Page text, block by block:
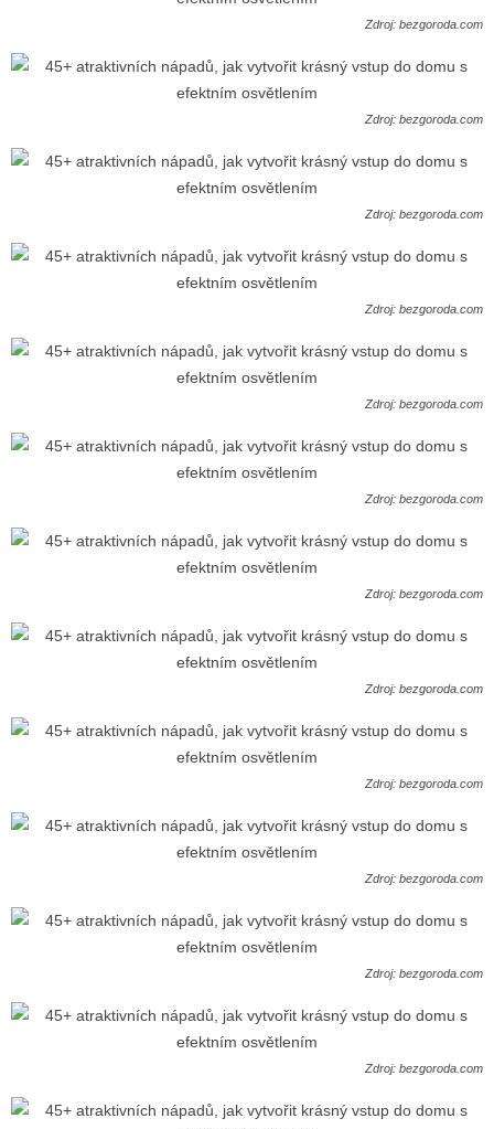
Zdroj: bezgoroda.com
Zdroj: bezgoroda.com
Zdroj: bezgoroda.com
Zdroj: bezgoroda.com
Zdroj: bezgoroda.com
Zdroj: bezgoroda.com
Zdroj: bezgoroda.com
Zdroj: bezgoroda.com
Zdroj: bezgoroda.com
Zdroj: bezgoroda.com
Zdroj: bezgoroda.com
Zdroj: bezgoroda.com